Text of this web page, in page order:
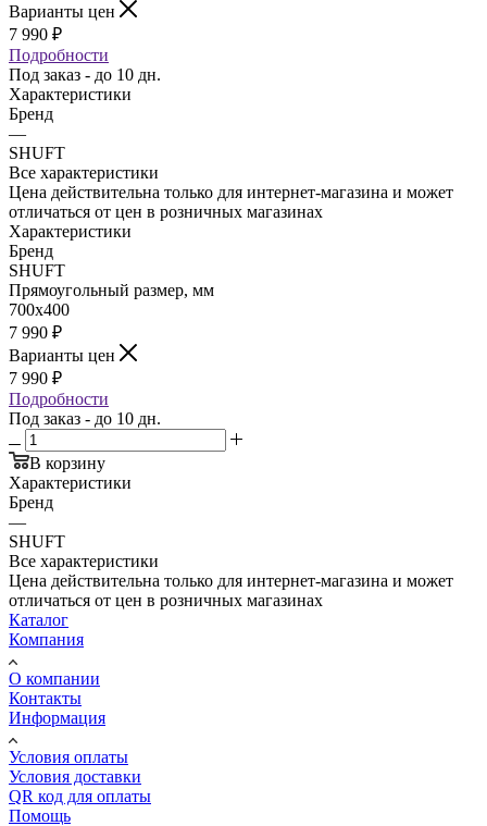
Варианты цен
7 990 ₽
Подробности
Под заказ - до 10 дн.
Характеристики
Бренд
—
SHUFT
Все характеристики
Цена действительна только для интернет-магазина и может
отличаться от цен в розничных магазинах
Характеристики
Бренд
SHUFT
Прямоугольный размер, мм
700х400
7 990 ₽
Варианты цен
7 990 ₽
Подробности
Под заказ - до 10 дн.
В корзину
Характеристики
Бренд
—
SHUFT
Все характеристики
Цена действительна только для интернет-магазина и может
отличаться от цен в розничных магазинах
Каталог
Компания
О компании
Контакты
Информация
Условия оплаты
Условия доставки
QR код для оплаты
Помощь